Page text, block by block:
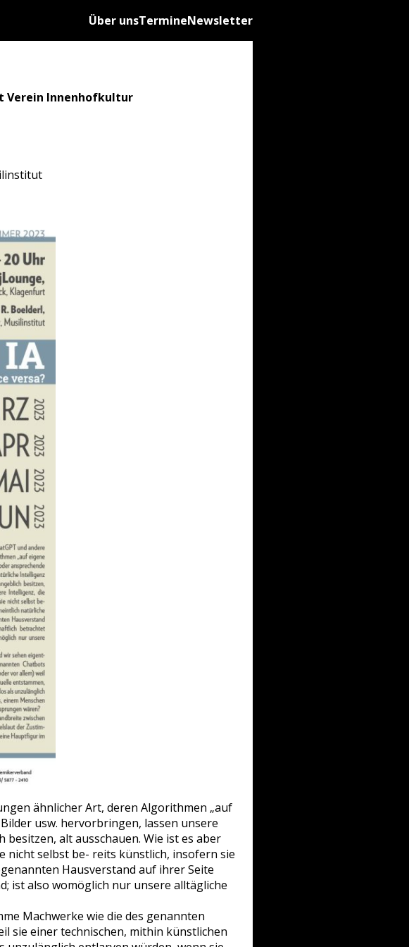
Über unsTermineNewsletter
Verein Innenhofkultur
ähnlicher Art, deren Algorithmen „auf
usw. hervorbringen, lassen unsere
alt ausschauen. Wie ist es aber
nicht selbst be- reits künstlich, insofern sie
Hausverstand auf ihrer Seite
ist also womöglich nur unsere alltägliche
Machwerke wie die des genannten
sie einer technischen, mithin künstlichen